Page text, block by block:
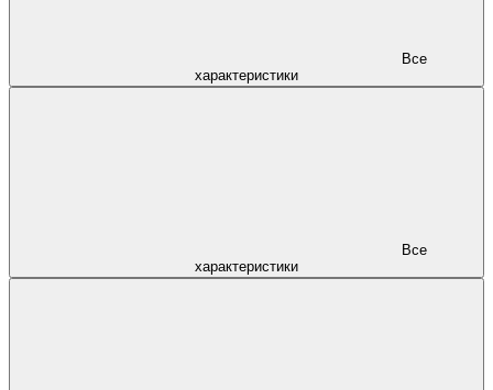
характеристики
характеристики